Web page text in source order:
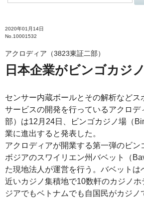
2020年01月14日
No.10001532
アクロディア（3823東証二部）
日本企業がビンゴカジ
センサー内蔵ボールとその解析などス
サービスの開発を行っているアクロデ
部）は12月24日、ビンゴカジノ場（
業に進出すると発表した。
アクロディアが開業する第一弾のビン
ボジアのスワイリエン州バベット（
た現地法人が運営を行う。バベットは
近いカジノ集積地で10数軒のカジノ
ジアでもベトナムでも自国民がカジノ